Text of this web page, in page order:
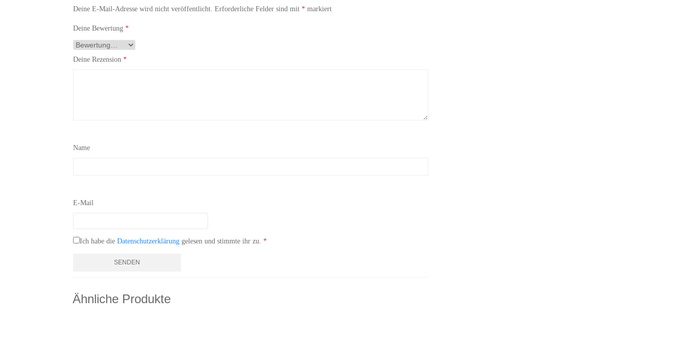
Deine E-Mail-Adresse wird nicht veröffentlicht. Erforderliche Felder sind mit * markiert
Deine Bewertung *
Deine Rezension *
Name
E-Mail
Ich habe die Datenschutzerklärung gelesen und stimmte ihr zu. *
Ähnliche Produkte